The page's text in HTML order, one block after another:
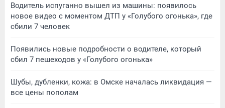
Водитель испуганно вышел из машины: появилось
новое видео с моментом ДТП у «Голубого огонька», где
сбили 7 человек
Появились новые подробности о водителе, который
сбил 7 пешеходов у «Голубого огонька»
Шубы, дубленки, кожа: в Омске началась ликвидация —
все цены пополам